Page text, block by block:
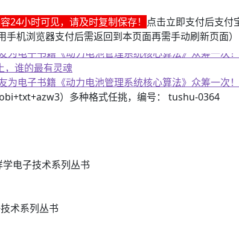
24小时可见，请及时复制保存！ 点击立即支付后支付
机浏览器支付后需返回到本页面再需手动刷新页面）
为电子书籍《动力电池管理系统核心算法》众筹一次！
，谁的最有灵魂
为电子书籍《动力电池管理系统核心算法》众筹一次！
）多种格式任挑，编号： tushu-0364
电子技术系列丛书
术系列丛书